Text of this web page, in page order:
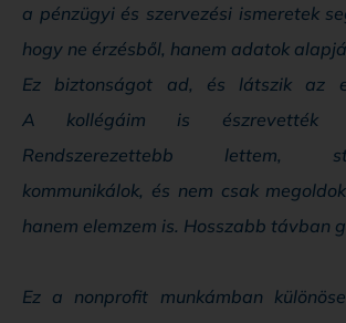
a pénzügyi és szervezési ismeretek
hogy ne érzésből, hanem adatok
Ez biztonságot ad, és látszik az
A kollégáim is észrevették
Rendszerezettebb lettem,
kommunikálok, és nem csak
hanem elemzem is. Hosszabb távban
Ez a nonprofit munkámban